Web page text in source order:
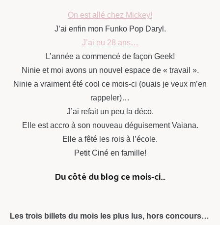
On est allé chez Mickey!
J’ai enfin mon Funko Pop Daryl.
J’ai eu 28 ans…
L’année a commencé de façon Geek!
Ninie et moi avons un nouvel espace de « travail ».
Ninie a vraiment été cool ce mois-ci (ouais je veux m’en
rappeler)…
J’ai refait un peu la déco.
Elle est accro à son nouveau déguisement Vaiana.
Elle a fêté les rois à l’école.
Petit Ciné en famille!
Du côté du blog ce mois-ci…
Les trois billets du mois les plus lus, hors concours…